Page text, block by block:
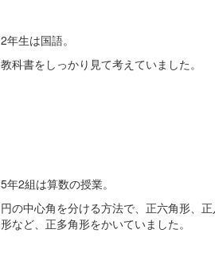
2年生は国語。
教科書をしっかり見て考えていました。
5年2組は算数の授業。
円の中心角を分ける方法で、正六角形、
形など、正多角形をかいていました。